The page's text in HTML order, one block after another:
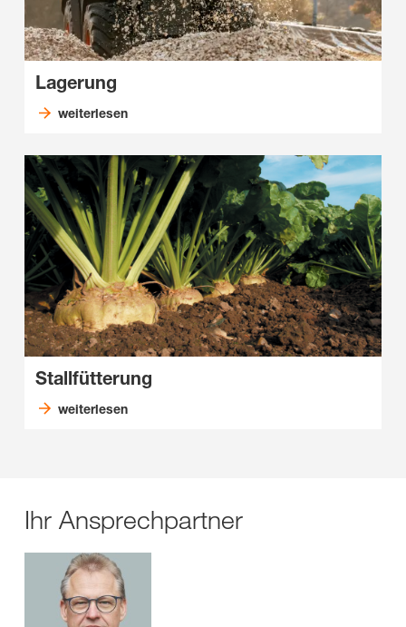
Lagerung
weiterlesen
Stallfütterung
weiterlesen
Ihr Ansprechpartner